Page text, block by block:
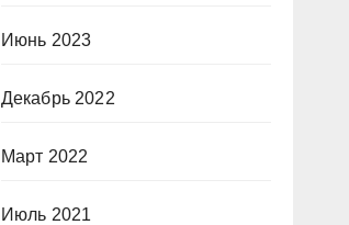
Июнь 2023
Декабрь 2022
Март 2022
Июль 2021